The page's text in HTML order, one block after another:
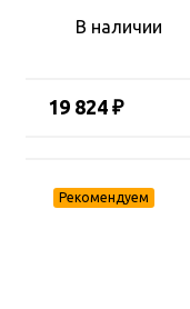
В наличии
19 824 ₽